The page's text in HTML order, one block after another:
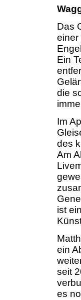
Das
einer
Ein
die
Im
des
Am
ist
ein
seit
es